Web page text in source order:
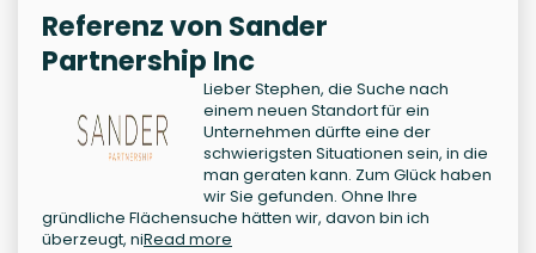
Referenz von Sander
Partnership Inc
Lieber Stephen, die Suche nach
einem neuen Standort für ein
Unternehmen dürfte eine der
schwierigsten Situationen sein, in die
man geraten kann. Zum Glück haben
wir Sie gefunden. Ohne Ihre
gründliche Flächensuche hätten wir, davon bin ich
überzeugt, niRead more